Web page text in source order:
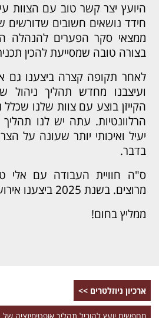
היועץ יצר קשר טוב עם הצוות
חידד נושאים חשובים שדורשים
ממצאי סקר הפערים להנהלה
בצורה טובה שמסייעת להכין
לאחר תקופה קצרה ביצענו גם
ועיצבנו מחדש תהליך ניהול
הקייזן בוצע עם צוות שלנו
הרלוונטיות. עתה יש לנו תהליך
יעיל ואיכותי יותר שעונה על
בדבר.
ס"ה חוויית העבודה עם אלי
מרוצים. בשנת 2025 ביצענו אירוע קייזן נוסף.
ממליץ בחום!
ארכיון ניוזלטרים >>